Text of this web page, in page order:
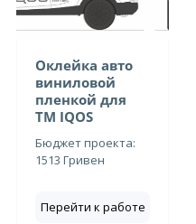
Оклейка авто
виниловой
пленкой для
ТМ IQOS
Бюджет проекта:
1513 Гривен
Перейти к работе